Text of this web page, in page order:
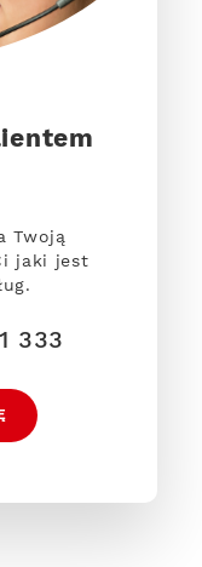
Twoją
jaki jest
333